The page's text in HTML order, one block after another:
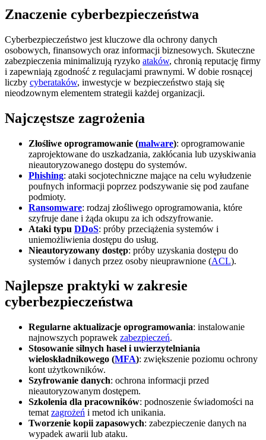
Znaczenie cyberbezpieczeństwa
Cyberbezpieczeństwo jest kluczowe dla ochrony danych
osobowych, finansowych oraz informacji biznesowych. Skuteczne
zabezpieczenia minimalizują ryzyko ataków, chronią reputację firmy
i zapewniają zgodność z regulacjami prawnymi. W dobie rosnącej
liczby cyberataków, inwestycje w bezpieczeństwo stają się
nieodzownym elementem strategii każdej organizacji.
Najczęstsze zagrożenia
Złośliwe oprogramowanie (malware): oprogramowanie
zaprojektowane do uszkadzania, zakłócania lub uzyskiwania
nieautoryzowanego dostępu do systemów.
Phishing: ataki socjotechniczne mające na celu wyłudzenie
poufnych informacji poprzez podszywanie się pod zaufane
podmioty.
Ransomware: rodzaj złośliwego oprogramowania, które
szyfruje dane i żąda okupu za ich odszyfrowanie.
Ataki typu DDoS: próby przeciążenia systemów i
uniemożliwienia dostępu do usług.
Nieautoryzowany dostęp: próby uzyskania dostępu do
systemów i danych przez osoby nieuprawnione (ACL).
Najlepsze praktyki w zakresie
cyberbezpieczeństwa
Regularne aktualizacje oprogramowania: instalowanie
najnowszych poprawek zabezpieczeń.
Stosowanie silnych haseł i uwierzytelniania
wieloskładnikowego (MFA): zwiększenie poziomu ochrony
kont użytkowników.
Szyfrowanie danych: ochrona informacji przed
nieautoryzowanym dostępem.
Szkolenia dla pracowników: podnoszenie świadomości na
temat zagrożeń i metod ich unikania.
Tworzenie kopii zapasowych: zabezpieczenie danych na
wypadek awarii lub ataku.